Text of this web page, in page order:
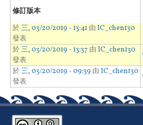
修訂版本
於三, 03/20/2019 - 13:41 由 IC_chen130
發表
於三, 03/20/2019 - 13:37 由 IC_chen130
發表
於三, 03/20/2019 - 09:39 由 IC_chen130
發表